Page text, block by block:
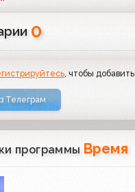
0
, чтобы добавить
Телеграм
программы Время